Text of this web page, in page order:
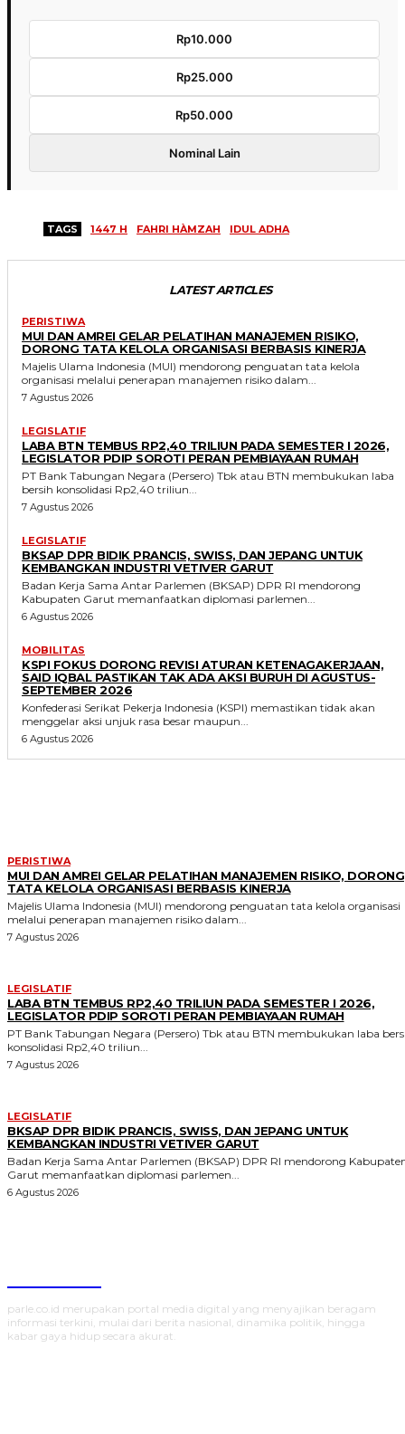
Rp10.000
Rp25.000
Rp50.000
Nominal Lain
TAGS 1447 H FAHRI HÀMZAH IDUL ADHA
LATEST ARTICLES
PERISTIWA
MUI DAN AMREI GELAR PELATIHAN MANAJEMEN RISIKO,
DORONG TATA KELOLA ORGANISASI BERBASIS KINERJA
Majelis Ulama Indonesia (MUI) mendorong penguatan tata kelola
organisasi melalui penerapan manajemen risiko dalam...
7 Agustus 2026
LEGISLATIF
LABA BTN TEMBUS RP2,40 TRILIUN PADA SEMESTER I 2026,
LEGISLATOR PDIP SOROTI PERAN PEMBIAYAAN RUMAH
PT Bank Tabungan Negara (Persero) Tbk atau BTN membukukan laba
bersih konsolidasi Rp2,40 triliun...
7 Agustus 2026
LEGISLATIF
BKSAP DPR BIDIK PRANCIS, SWISS, DAN JEPANG UNTUK
KEMBANGKAN INDUSTRI VETIVER GARUT
Badan Kerja Sama Antar Parlemen (BKSAP) DPR RI mendorong
Kabupaten Garut memanfaatkan diplomasi parlemen...
6 Agustus 2026
MOBILITAS
KSPI FOKUS DORONG REVISI ATURAN KETENAGAKERJAAN,
SAID IQBAL PASTIKAN TAK ADA AKSI BURUH DI AGUSTUS-
SEPTEMBER 2026
Konfederasi Serikat Pekerja Indonesia (KSPI) memastikan tidak akan
menggelar aksi unjuk rasa besar maupun...
6 Agustus 2026
PERISTIWA
MUI DAN AMREI GELAR PELATIHAN MANAJEMEN RISIKO, DORONG
TATA KELOLA ORGANISASI BERBASIS KINERJA
Majelis Ulama Indonesia (MUI) mendorong penguatan tata kelola organisasi
melalui penerapan manajemen risiko dalam...
7 Agustus 2026
LEGISLATIF
LABA BTN TEMBUS RP2,40 TRILIUN PADA SEMESTER I 2026,
LEGISLATOR PDIP SOROTI PERAN PEMBIAYAAN RUMAH
PT Bank Tabungan Negara (Persero) Tbk atau BTN membukukan laba
konsolidasi Rp2,40 triliun...
7 Agustus 2026
LEGISLATIF
BKSAP DPR BIDIK PRANCIS, SWISS, DAN JEPANG UNTUK
KEMBANGKAN INDUSTRI VETIVER GARUT
Badan Kerja Sama Antar Parlemen (BKSAP) DPR RI mendorong
Garut memanfaatkan diplomasi parlemen...
6 Agustus 2026
parle.co.id merupakan portal media digital yang menyajikan beragam
informasi terkini, mulai dari berita nasional, dinamika politik, hingga
kabar gaya hidup secara akurat.